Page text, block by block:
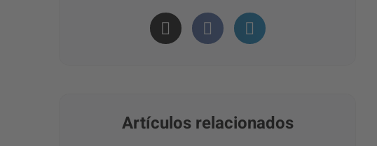
Artículos relacionados